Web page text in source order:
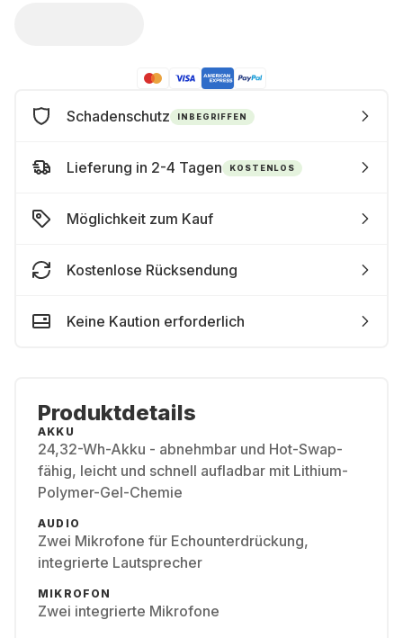
Schadenschutz INBEGRIFFEN
Lieferung in 2-4 Tagen KOSTENLOS
Möglichkeit zum Kauf
Kostenlose Rücksendung
Keine Kaution erforderlich
Produktdetails
AKKU
24,32-Wh-Akku - abnehmbar und Hot-Swap-
fähig, leicht und schnell aufladbar mit Lithium-
Polymer-Gel-Chemie
AUDIO
Zwei Mikrofone für Echounterdrückung,
integrierte Lautsprecher
MIKROFON
Zwei integrierte Mikrofone